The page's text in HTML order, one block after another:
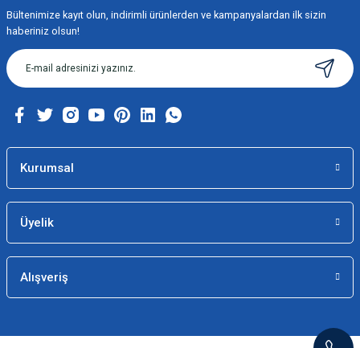
Bültenimize kayıt olun, indirimli ürünlerden ve kampanyalardan ilk sizin
haberiniz olsun!
Kurumsal
Üyelik
Alışveriş